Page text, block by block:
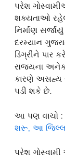
પરેશ
શક્યતાઓ
નિર્માણ
દરમ્યાન
ડિગ્રીને પાર
રાજ્યના અનેક
કારણે અસહ્ય
પડી શકે છે.
આ પણ વાચો :
શરૂ, આ
પરેશ